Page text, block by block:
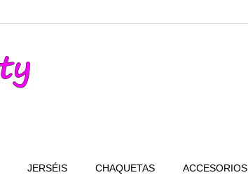
JERSÉIS CHAQUETAS ACCESORIOS